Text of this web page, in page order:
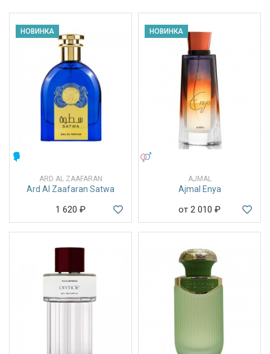
НОВИНКА
ARD AL ZAAFARAN
Ard Al Zaafaran Satwa
1 620 ₽
НОВИНКА
AJMAL
Ajmal Enya
от 2 010 ₽